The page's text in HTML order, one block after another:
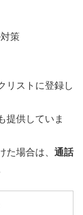
策
リストに登録し
提供していま
た場合は、 通話